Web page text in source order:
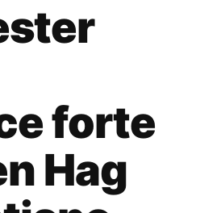
forte
Hag